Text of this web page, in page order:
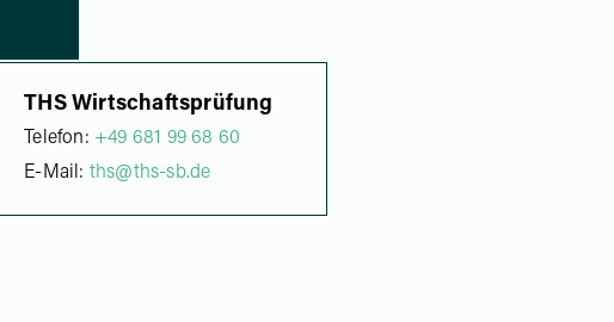
THS Wirtschaftsprüfung
Telefon: +49 681 99 68 60
E-Mail: ths@ths-sb.de